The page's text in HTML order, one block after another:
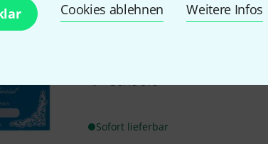
Cookies ablehnen Weitere Infos
Hannabach815HT Single String
Serie 815
Sofort lieferbar